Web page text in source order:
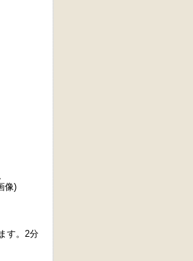
像)
す。2分